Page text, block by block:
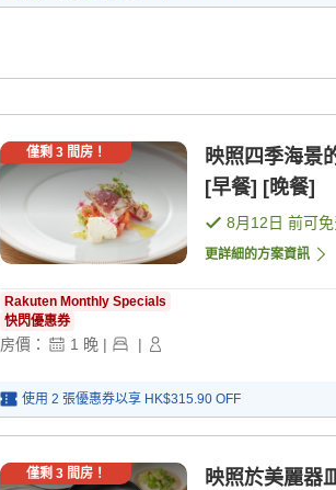
僅剩 3間房！
映照四季海景
[早餐] [晚餐]
8月12日 前可
更詳細的方案資訊
Rakuten Monthly Specials
快閃優惠券
房價： 1 晚 | |
使用 2 張優惠券以享 HK$315.90 OFF
僅剩 3間房！
映照於美麗器